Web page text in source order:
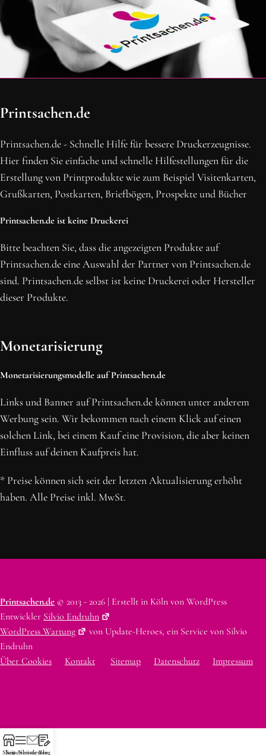
OH SCHON AM ENDE ANGEKOMMEN
BLEIBE MIT UNS IN VERBINDUNG!
Erhalte die neusten Beiträge, sichere dir Top-Angebote und
abonniere unseren Newsletter.
NEWSLETTER ABONNIEREN
Printsachen.de
Printsachen.de - Schnelle Hilfe für bessere Druckerzeugnisse.
Hier finden Sie einfache und schnelle Hilfestellungen für die
Erstellung von Printprodukte wie zum Beispiel Visitenkarten,
Grußkarten, Postkarten, Briefbögen, Prospekte und Bücher
Printsachen.de ist keine Druckerei
Bitte beachten Sie, dass die angezeigten Produkte auf
Printsachen.de eine Auswahl der Partner von Printsachen.de
sind. Printsachen.de selbst ist keine Druckerei oder Hersteller
dieser Produkte.
Monetarisierung
Monetarisierungsmodelle auf Printsachen.de
Links und Banner auf Printsachen.de können unter anderem
Werbung sein. Wir bekommen nach einem Klick auf einen
solchen Link, bei einem Kauf eine Provision, die aber keinen
Einfluss auf deinen Kaufpreis hat.
* Preise können sich seit der letzten Aktualisierung erhöht
haben. Alle Preise inkl. MwSt.
Printsachen.de © 2013 - 2026 | Erstellt in Köln von WordPress
Entwickler Silvio Endruhn
WordPress Wartung
von Update-Heroes, ein Service von Silvio
Endruhn
Über Cookies
Kontakt Sitemap Datenschutz Impressum
Shop
Seitenleiste
Newsletter
Blog